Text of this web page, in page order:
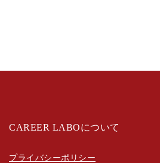
CAREER LABOについて
プライバシーポリシー